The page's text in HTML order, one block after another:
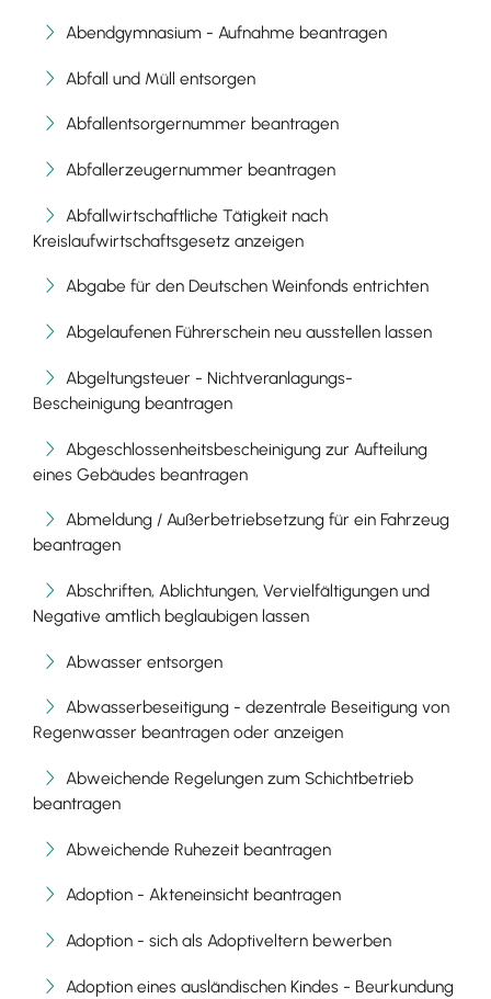
Abendgymnasium - Aufnahme beantragen
Abfall und Müll entsorgen
Abfallentsorgernummer beantragen
Abfallerzeugernummer beantragen
Abfallwirtschaftliche Tätigkeit nach
Kreislaufwirtschaftsgesetz anzeigen
Abgabe für den Deutschen Weinfonds entrichten
Abgelaufenen Führerschein neu ausstellen lassen
Abgeltungsteuer - Nichtveranlagungs-
Bescheinigung beantragen
Abgeschlossenheitsbescheinigung zur Aufteilung
eines Gebäudes beantragen
Abmeldung / Außerbetriebsetzung für ein Fahrzeug
beantragen
Abschriften, Ablichtungen, Vervielfältigungen und
Negative amtlich beglaubigen lassen
Abwasser entsorgen
Abwasserbeseitigung - dezentrale Beseitigung von
Regenwasser beantragen oder anzeigen
Abweichende Regelungen zum Schichtbetrieb
beantragen
Abweichende Ruhezeit beantragen
Adoption - Akteneinsicht beantragen
Adoption - sich als Adoptiveltern bewerben
Adoption eines ausländischen Kindes - Beurkundung